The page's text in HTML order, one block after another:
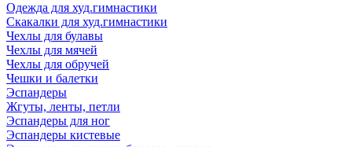
Одежда для худ.гимнастики
Скакалки для худ.гимнастики
Чехлы для булавы
Чехлы для мячей
Чехлы для обручей
Чешки и балетки
Эспандеры
Жгуты, ленты, петли
Эспандеры для ног
Эспандеры кистевые